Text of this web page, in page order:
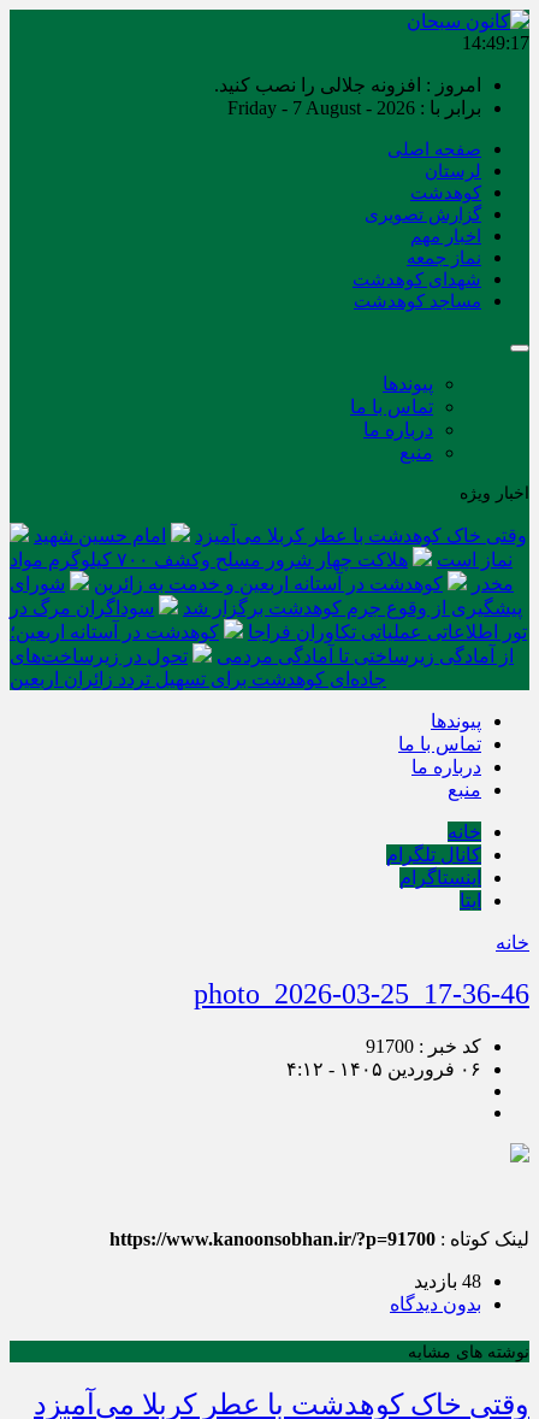
14:49:17
امروز : افزونه جلالی را نصب کنید.
برابر با : Friday - 7 August - 2026
صفحه اصلی
لرستان
کوهدشت
گزارش تصویری
اخبار مهم
نماز جمعه
شهدای کوهدشت
مساجد کوهدشت
پیوندها
تماس با ما
درباره ما
منبع
اخبار ویژه
وقتی خاک کوهدشت با عطر کربلا می‌آمیزد
امام حسین شهید
نماز است
هلاکت چهار شرور مسلح وکشف ۷۰۰ کیلوگرم مواد
مخدر
کوهدشت در آستانه اربعین و خدمت‌ به زائرین
شورای
پیشگیری از وقوع جرم کوهدشت برگزار شد
سوداگران مرگ در
تور اطلاعاتی عملیاتی تکاوران فراجا
کوهدشت در آستانه اربعین؛
از آمادگی زیرساختی تا آمادگی مردمی
تحول در زیرساخت‌های
جاده‌ای کوهدشت برای تسهیل تردد زائران اربعین
پیوندها
تماس با ما
درباره ما
منبع
خانه
کانال تلگرام
اینستاگرام
ایتا
خانه
photo_2026-03-25_17-36-46
کد خبر : 91700
۰۶ فروردین ۱۴۰۵ - ۴:۱۲
لینک کوتاه : https://www.kanoonsobhan.ir/?p=91700
48 بازدید
بدون دیدگاه
نوشته های مشابه
وقتی خاک کوهدشت با عطر کربلا می‌آمیزد